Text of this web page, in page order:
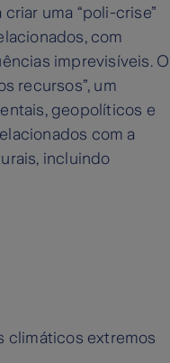
uma “poli-crise”
com
imprevisíveis. O
recursos”, um
geopolíticos e
com a
incluindo
climáticos extremos